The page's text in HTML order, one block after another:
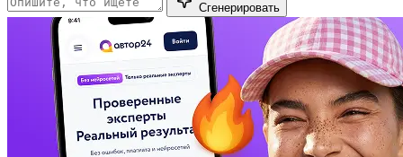
Сгенерировать